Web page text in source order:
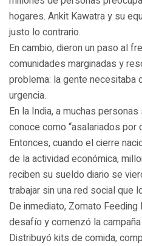
hogares. Ankit Kawatra y su
justo lo contrario.
En cambio, dieron un paso al
comunidades marginadas y
problema: la gente necesitaba
urgencia.
En la India, a muchas
conoce como “asalariados por
Entonces, cuando el cierre
de la actividad económica,
reciben su sueldo diario se
trabajar sin una red social que
De inmediato, Zomato
desafío y comenzó la
Distribuyó kits de comida,